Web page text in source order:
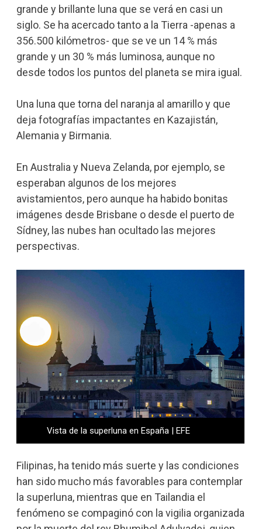
grande y brillante luna que se verá en casi un
siglo. Se ha acercado tanto a la Tierra -apenas a
356.500 kilómetros- que se ve un 14 % más
grande y un 30 % más luminosa, aunque no
desde todos los puntos del planeta se mira igual.
Una luna que torna del naranja al amarillo y que
deja fotografías impactantes en Kazajistán,
Alemania y Birmania.
En Australia y Nueva Zelanda, por ejemplo, se
esperaban algunos de los mejores
avistamientos, pero aunque ha habido bonitas
imágenes desde Brisbane o desde el puerto de
Sídney, las nubes han ocultado las mejores
perspectivas.
Vista de la superluna en España | EFE
Filipinas, ha tenido más suerte y las condiciones
han sido mucho más favorables para contemplar
la superluna, mientras que en Tailandia el
fenómeno se compaginó con la vigilia organizada